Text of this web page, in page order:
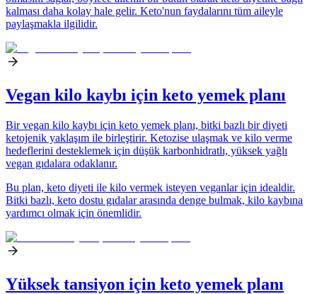
kalması daha kolay hale gelir. Keto'nun faydalarını tüm aileyle
paylaşmakla ilgilidir.
Vegan kilo kaybı için keto yemek planı
Bir vegan kilo kaybı için keto yemek planı, bitki bazlı bir diyeti
ketojenik yaklaşım ile birleştirir. Ketozise ulaşmak ve kilo verme
hedeflerini desteklemek için düşük karbonhidratlı, yüksek yağlı
vegan gıdalara odaklanır.
Bu plan, keto diyeti ile kilo vermek isteyen veganlar için idealdir.
Bitki bazlı, keto dostu gıdalar arasında denge bulmak, kilo kaybına
yardımcı olmak için önemlidir.
Yüksek tansiyon için keto yemek planı